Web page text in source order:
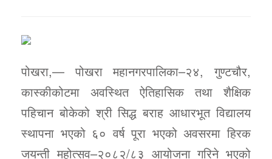
पोखरा,— पोखरा महानगरपालिका–२४, गुण्टचौर,
कास्कीकोटमा अवस्थित ऐतिहासिक तथा शैक्षिक
पहिचान बोकेको श्री सिद्ध बराह आधारभूत विद्यालय
स्थापना भएको ६० वर्ष पूरा भएको अवसरमा हिरक
जयन्ती महोत्सव–२०८२/८३ आयोजना गरिने भएको